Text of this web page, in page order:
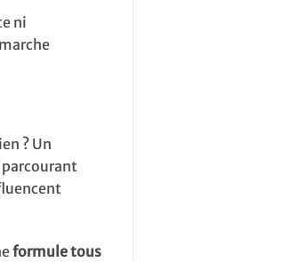
ni
? Un
formule tous